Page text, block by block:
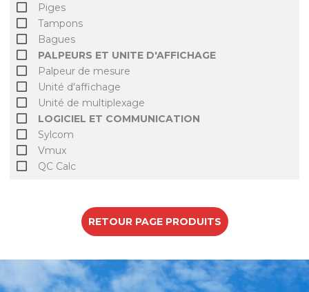
Piges
Tampons
Bagues
PALPEURS ET UNITE D'AFFICHAGE
Palpeur de mesure
Unité d'affichage
Unité de multiplexage
LOGICIEL ET COMMUNICATION
Sylcom
Vmux
QC Calc
RETOUR PAGE PRODUITS